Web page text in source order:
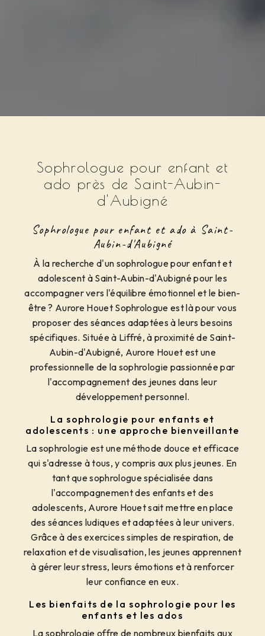
Sophrologue pour enfant et
ado près de Saint-Aubin-
d'Aubigné
Sophrologue pour enfant et ado à Saint-
Aubin-d'Aubigné
À la recherche d'un sophrologue pour enfant et
adolescent à Saint-Aubin-d'Aubigné pour les
accompagner vers l'équilibre émotionnel et le bien-
être ? Aurore Houet Sophrologue est là pour vous
proposer des séances adaptées à leurs besoins
spécifiques. Située à Liffré, à proximité de Saint-
Aubin-d'Aubigné, Aurore Houet est une
professionnelle de la sophrologie passionnée par
l'accompagnement des jeunes dans leur
développement personnel.
La sophrologie pour enfants et
adolescents : une approche bienveillante
La sophrologie est une méthode douce et efficace
qui s'adresse à tous, y compris aux plus jeunes. En
tant que sophrologue spécialisée dans
l'accompagnement des enfants et des
adolescents, Aurore Houet sait mettre en place
des séances ludiques et adaptées à leur univers.
Grâce à des exercices simples de respiration, de
relaxation et de visualisation, les jeunes apprennent
à gérer leur stress, leurs émotions et à renforcer
leur confiance en eux.
Les bienfaits de la sophrologie pour les
enfants et les ados
La sophrologie offre de nombreux bienfaits aux